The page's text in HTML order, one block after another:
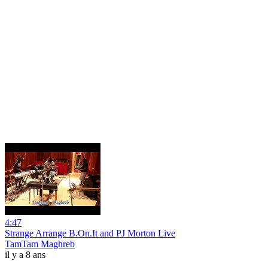
4:47
Strange Arrange B.On.It and PJ Morton Live
TamTam Maghreb
il y a 8 ans